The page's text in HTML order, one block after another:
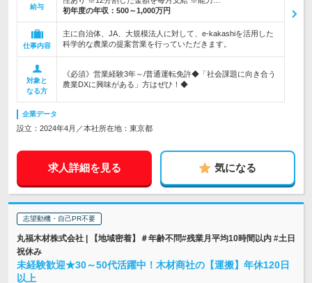
給与
初年度の年収： 500～1,000万円
仕事内容
主に自治体、JA、大規模法人に対して、e-kakashiを活用した
科学的な農業の提案営業を行っていただきます。
対象と
なる方
《必須》営業経験3年～/普通運転免許◆「社会課題に向き合う
農業DXに興味がある」方はぜひ！◆
企業データ
設立：2024年4月／本社所在地：東京都
求人詳細を見る 気になる
志望動機・自己PR不要
丸福木材株式会社 | 【地域密着】＃年齢不問#残業月平均10時間以内 #土日
祝休み
未経験歓迎★30～50代活躍中！木材商社の【運搬】年休120日
以上